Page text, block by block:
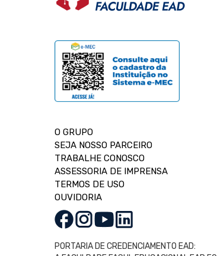
O GRUPO
SEJA NOSSO PARCEIRO
TRABALHE CONOSCO
ASSESSORIA DE IMPRENSA
TERMOS DE USO
OUVIDORIA
PORTARIA DE CREDENCIAMENTO EAD: